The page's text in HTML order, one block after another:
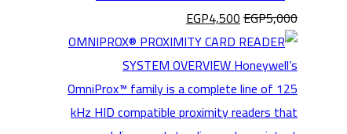
EGP5,000
EGP4,500